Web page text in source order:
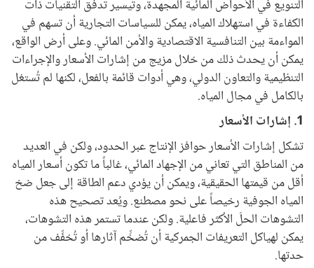
التنويع في الأحواض المائية المجهدة، وتيسير تدفق التقنيات ذات
الكفاءة في استهلاك المياه، يمكن للسياسات التجارية أن تسهم في
المواءمة بين التنافسية الاقتصادية والأمن المائي. وعلى أرض الواقع،
يمكن أن يحدث ذلك من خلال مزيج من إشارات الأسعار والإجراءات
التنظيمية والتعاون الدولي، وهي أدوات قائمة بالفعل، لكنها لم تُستغل
بالكامل في مجال المياه.
1. إشارات الأسعار
تشكل إشارات الأسعار حوافز الإنتاج عبر الحدود، ولكن في العديد
من المناطق التي تعاني من الإجهاد المائي، غالباً ما تكون أسعار المياه
أقل من قيمتها الحقيقية، ويمكن أن يؤدي دعم الطاقة إلى جعل ضخ
المياه الجوفية رخيصاً على نحو مصطنع. ويُعد تصحيح هذه
التشوهات الحلَ الأكثر فاعلية. ولكن عندما تستمر هذه التشوهات،
يمكن لهياكل التعريفات الجمركية أن تُضخِّم آثارها أو تُخفِّف من
حدتها.